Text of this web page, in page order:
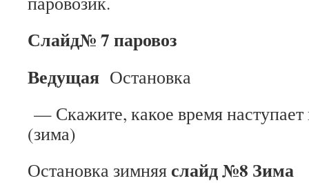
Слайд№ 7 паровоз
Ведущая Остановка
— Скажите, какое время
(зима)
Остановка зимняя слайд №8 Зима